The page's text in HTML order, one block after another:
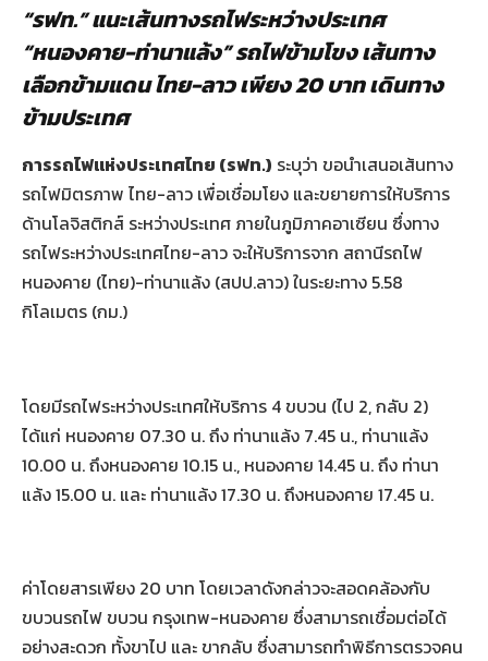
“รฟท.” แนะเส้นทางรถไฟระหว่างประเทศ
“หนองคาย-ท่านาแล้ง” รถไฟข้ามโขง เส้นทาง
เลือกข้ามแดน ไทย-ลาว เพียง 20 บาท เดินทาง
ข้ามประเทศ
การรถไฟแห่งประเทศไทย (รฟท.) ระบุว่า ขอนำเสนอเส้นทาง
รถไฟมิตรภาพ ไทย-ลาว เพื่อเชื่อมโยง และขยายการให้บริการ
ด้านโลจิสติกส์ ระหว่างประเทศ ภายในภูมิภาคอาเซียน ซึ่งทาง
รถไฟระหว่างประเทศไทย-ลาว จะให้บริการจาก สถานีรถไฟ
หนองคาย (ไทย)-ท่านาแล้ง (สปป.ลาว) ในระยะทาง 5.58
กิโลเมตร (กม.)
โดยมีรถไฟระหว่างประเทศให้บริการ 4 ขบวน (ไป 2, กลับ 2)
ได้แก่ หนองคาย 07.30 น. ถึง ท่านาแล้ง 7.45 น., ท่านาแล้ง
10.00 น. ถึงหนองคาย 10.15 น., หนองคาย 14.45 น. ถึง ท่านา
แล้ง 15.00 น. และ ท่านาแล้ง 17.30 น. ถึงหนองคาย 17.45 น.
ค่าโดยสารเพียง 20 บาท โดยเวลาดังกล่าวจะสอดคล้องกับ
ขบวนรถไฟ ขบวน กรุงเทพ-หนองคาย ซึ่งสามารถเชื่อมต่อได้
อย่างสะดวก ทั้งขาไป และ ขากลับ ซึ่งสามารถทำพิธีการตรวจคน